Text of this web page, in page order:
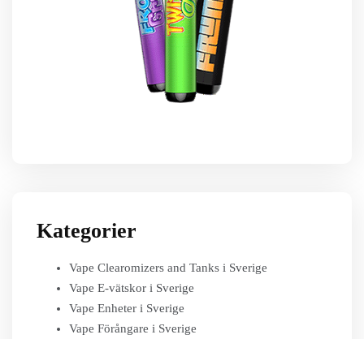
Kategorier
Vape Clearomizers and Tanks i Sverige
Vape E-vätskor i Sverige
Vape Enheter i Sverige
Vape Förångare i Sverige